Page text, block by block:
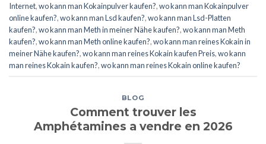
Internet,wo kann man Kokainpulver kaufen?,wo kann man Kokainpulver
online kaufen?,wo kann man Lsd kaufen?,wo kann man Lsd-Platten
kaufen?,wo kann man Meth in meiner Nähe kaufen?,wo kann man Meth
kaufen?,wo kann man Meth online kaufen?,wo kann man reines Kokain in
meiner Nähe kaufen?,wo kann man reines Kokain kaufen Preis,wo kann
man reines Kokain kaufen?,wo kann man reines Kokain online kaufen?
BLOG
Comment trouver les
Amphétamines a vendre en 2026